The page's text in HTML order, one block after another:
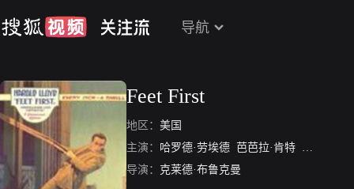
导航
Feet First
地区： 美国
主演： 哈罗德·劳埃德 芭芭拉·肯特 Robert
导演： 克莱德·布鲁克曼